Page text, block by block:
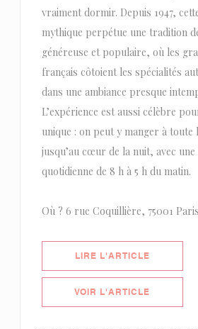
vraiment dormir. Depuis 1947,
mythique perpétue une tradition
généreuse et populaire, où les
français côtoient les spécialités
dans une ambiance presque
L’expérience est aussi célèbre
unique : on peut y manger à toute
jusqu’au cœur de la nuit, avec
quotidienne de 8 h à 5 h du matin.
Où ? 6 rue Coquillière, 75001 Paris
LIRE L'ARTICLE((OUVRE
VOIR L'ARTICLE